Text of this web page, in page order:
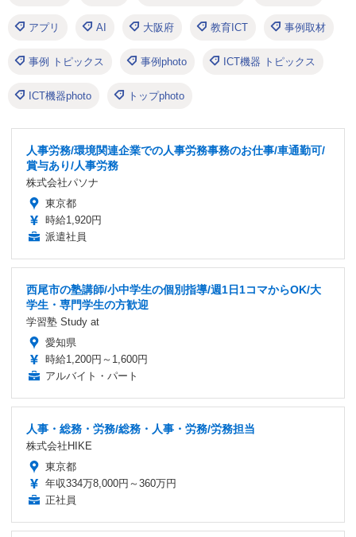
アプリ AI 大阪府 教育ICT 事例取材
事例 トピックス 事例photo ICT機器 トピックス
ICT機器photo トップphoto
人事労務/環境関連企業での人事労務事務のお仕事/車通勤可/
賞与あり/人事労務
株式会社パソナ
東京都
時給1,920円
派遣社員
西尾市の塾講師/小中学生の個別指導/週1日1コマからOK/大
学生・専門学生の方歓迎
学習塾 Study at
愛知県
時給1,200円～1,600円
アルバイト・パート
人事・総務・労務/総務・人事・労務/労務担当
株式会社HIKE
東京都
年収334万8,000円～360万円
正社員